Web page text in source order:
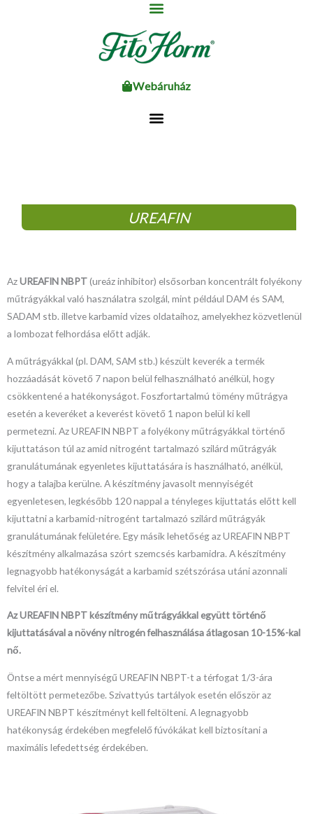
Webáruház
UREAFIN
AzUREAFIN NBPT(ureáz inhibitor) elsősorban koncentrált folyékony
műtrágyákkal való használatra szolgál, mint például DAM és SAM,
SADAM stb. illetve karbamid vizes oldataihoz, amelyekhez közvetlenül
a lombozat felhordása előtt adják.
A műtrágyákkal (pl. DAM, SAM stb.) készült keverék a termék
hozzáadását követő 7 napon belül felhasználható anélkül, hogy
csökkentené a hatékonyságot. Foszfortartalmú tömény műtrágya
esetén a keveréket a keverést követő 1 napon belül ki kell
permetezni. Az UREAFIN NBPT a folyékony műtrágyákkal történő
kijuttatáson túl az amid nitrogént tartalmazó szilárd műtrágyák
granulátumának egyenletes kijuttatására is használható, anélkül,
hogy a talajba kerülne. A készítmény javasolt mennyiségét
egyenletesen, legkésőbb 120 nappal a tényleges kijuttatás előtt kell
kijuttatni a karbamid-nitrogént tartalmazó szilárd műtrágyák
granulátumának felületére. Egy másik lehetőség az UREAFIN NBPT
készítmény alkalmazása szórt szemcsés karbamidra. A készítmény
legnagyobb hatékonyságát a karbamid szétszórása utáni azonnali
felvitel éri el.
Az UREAFIN NBPTkészítmény műtrágyákkal együtt történő
kijuttatásával a növény nitrogén felhasználása átlagosan 10-15%-kal
nő.
Öntse a mért mennyiségű UREAFIN NBPT-t a térfogat 1/3-ára
feltöltött permetezőbe. Szivattyús tartályok esetén először az
UREAFIN NBPT készítményt kell feltölteni. A legnagyobb
hatékonyság érdekében megfelelő fúvókákat kell biztosítani a
maximális lefedettség érdekében.